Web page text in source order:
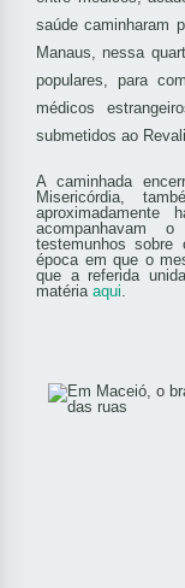
saúde caminharam
Manaus, nessa
populares, para
médicos
submetidos ao
A caminhada
Misericórdia,
acompanhavam
testemunhos sobre
época em que o
que a referida
matéria aqui.